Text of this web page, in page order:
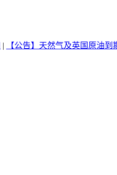
|
【公告】天然气及英国原油到